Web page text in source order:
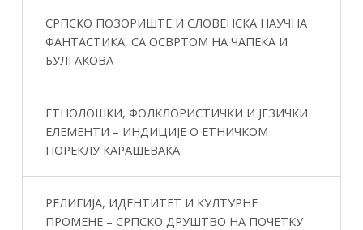
СРПСКО ПОЗОРИШТЕ И СЛОВЕНСКА НАУЧНА
ФАНТАСТИКA, СА ОСВРТОМ НА ЧАПЕКА И
БУЛГАКОВА
ЕТНОЛОШКИ, ФОЛКЛОРИСТИЧКИ И ЈЕЗИЧКИ
ЕЛЕМЕНТИ – ИНДИЦИЈЕ О ЕТНИЧКОМ
ПОРЕКЛУ КАРАШЕВАКА
РЕЛИГИЈА, ИДЕНТИТЕТ И КУЛТУРНЕ
ПРОМЕНЕ – СРПСКО ДРУШТВО НА ПОЧЕТКУ